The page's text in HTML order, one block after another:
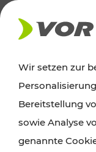
AKTUELLES
Wien,
Wir setzen zur
Bereitstellung
sowie Analyse
genannte